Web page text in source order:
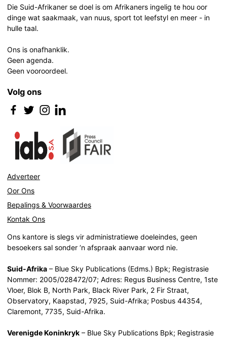
Die Suid-Afrikaner se doel is om Afrikaners ingelig te hou oor
dinge wat saakmaak, van nuus, sport tot leefstyl en meer - in
hulle taal.
Ons is onafhanklik.
Geen agenda.
Geen vooroordeel.
Volg ons
Adverteer
Oor Ons
Bepalings & Voorwaardes
Kontak Ons
Ons kantore is slegs vir administratiewe doeleindes, geen
besoekers sal sonder ‘n afspraak aanvaar word nie.
Suid-Afrika – Blue Sky Publications (Edms.) Bpk; Registrasie
Nommer: 2005/028472/07; Adres: Regus Business Centre, 1ste
Vloer, Blok B, North Park, Black River Park, 2 Fir Straat,
Observatory, Kaapstad, 7925, Suid-Afrika; Posbus 44354,
Claremont, 7735, Suid-Afrika.
Verenigde Koninkryk – Blue Sky Publications Bpk; Registrasie